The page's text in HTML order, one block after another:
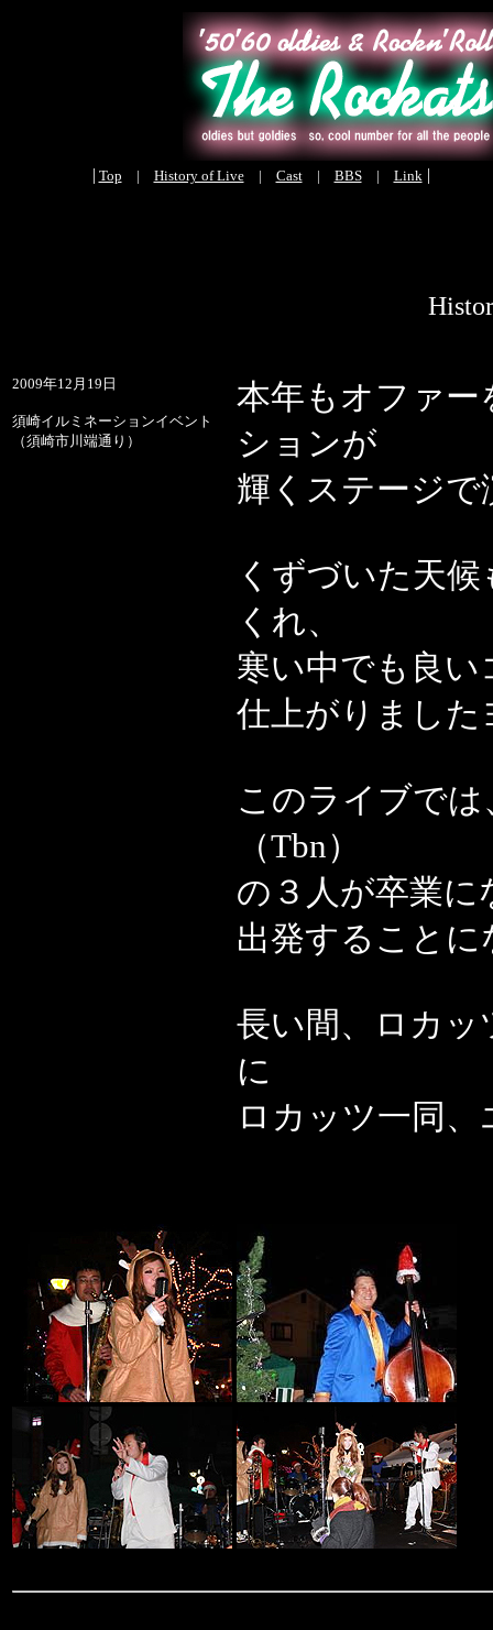
| Top | History of Live| Cast| BBS| Link
2009年12月19日
須崎イルミネーションイベント
（須崎市川端通り）
本年もオファ
ションが
輝くステージ
くずづいた天
くれ、
寒い中でも良
仕上がりました
このライブでは
（Tbn）
の３人が卒業
出発すること
長い間、ロカッ
に
ロカッツ一同